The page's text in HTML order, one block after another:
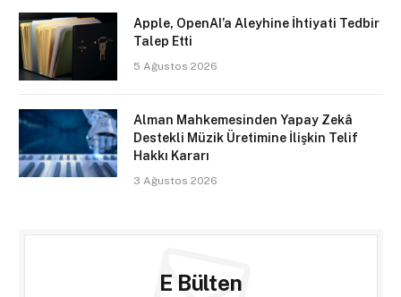
Apple, OpenAI’a Aleyhine İhtiyati Tedbir
Talep Etti
5 Ağustos 2026
Alman Mahkemesinden Yapay Zekâ
Destekli Müzik Üretimine İlişkin Telif
Hakkı Kararı
3 Ağustos 2026
E Bülten